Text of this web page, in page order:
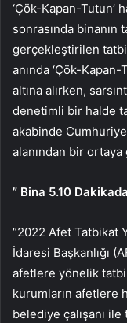
‘Çök-Kapan-Tutun’
sonrasında
gerçekleştirilen
anında ‘Çök-
altına alırken,
denetimli bir halde
akabinde
alanından bir ortaya
” Bina 5.10
“2022 Afet Tatbikat
İdaresi Başkanlığı
afetlere yönelik
kurumların afetlere
belediye çalışanı